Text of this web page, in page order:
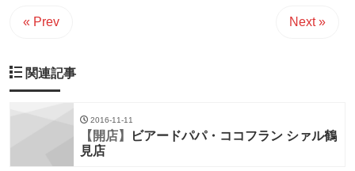
« Prev Next »
関連記事
2016-11-11
【開店】
ビアードパパ・ココフラン シァル鶴
見店